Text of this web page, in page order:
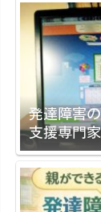
発達障害
支援専門